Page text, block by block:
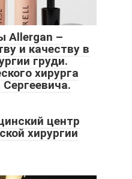
Allergan –
и качеству в
груди.
хирурга
центр
хирургии